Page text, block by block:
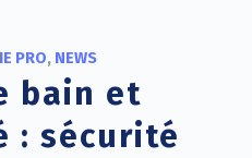
PRO, NEWS
bain et
: sécurité